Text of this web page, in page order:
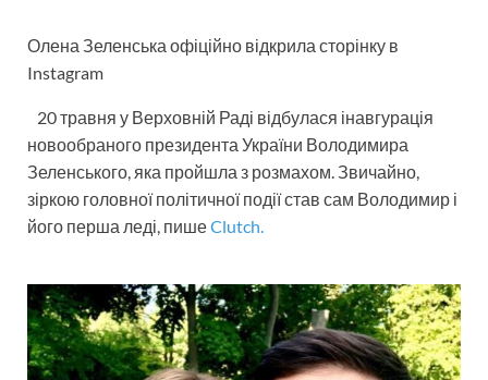
Олена Зеленська офіційно відкрила сторінку в
Instagram
20 травня у Верховній Раді відбулася інавгурація
новообраного президента України Володимира
Зеленського, яка пройшла з розмахом. Звичайно,
зіркою головної політичної події став сам Володимир і
його перша леді, пишеClutch.